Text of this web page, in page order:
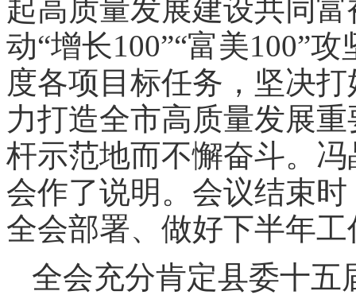
起高质量发展建设共同
动“增长100”“富美100”
度各项目标任务，坚决
力打造全市高质量发展
杆示范地而不懈奋斗。
会作了说明。会议结束
全会部署、做好下半年
全会充分肯定县委十五